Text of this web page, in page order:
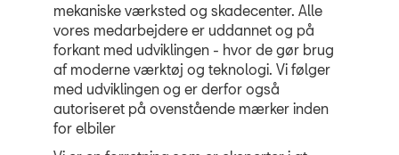
mekaniske værksted og skadecenter. Alle
vores medarbejdere er uddannet og på
forkant med udviklingen - hvor de gør brug
af moderne værktøj og teknologi. Vi følger
med udviklingen og er derfor også
autoriseret på ovenstående mærker inden
for elbiler